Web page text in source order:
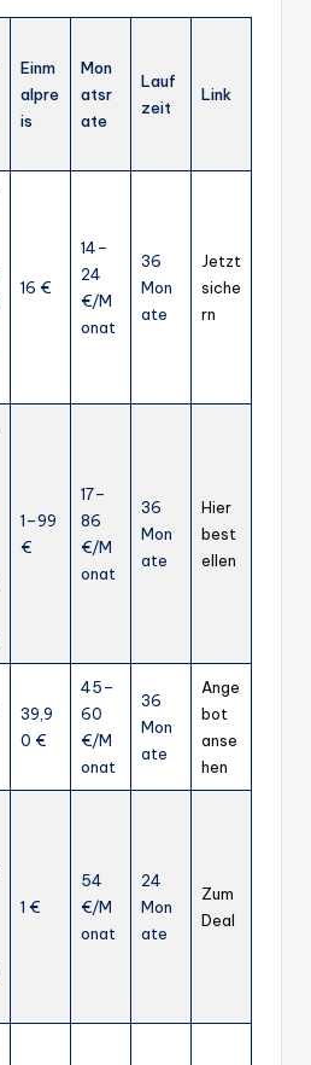
Einm
alpre
is
Mon
atsr
ate
Lauf
zeit
Link
16 €
14–
24
€/M
onat
36
Mon
ate
Jetzt
siche
rn
1–99
€
17–
86
€/M
onat
36
Mon
ate
Hier
best
ellen
39,9
0 €
45–
60
€/M
onat
36
Mon
ate
Ange
bot
anse
hen
1 €
54
€/M
onat
24
Mon
ate
Zum
Deal